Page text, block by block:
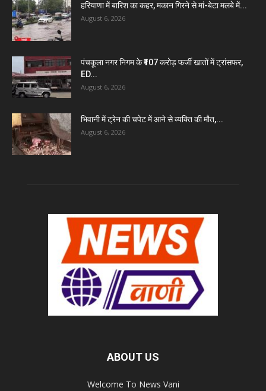
हरियाणा में बारिश का कहर, मकान गिरने से मां-बेटा मलबे में...
August 6, 2026
पंचकूला नगर निगम के ₹107 करोड़ फर्जी खातों में ट्रांसफर,
ED...
August 6, 2026
भिवानी में ट्रेन की चपेट में आने से व्यक्ति की मौत,...
August 6, 2026
ABOUT US
Welcome To News Vani